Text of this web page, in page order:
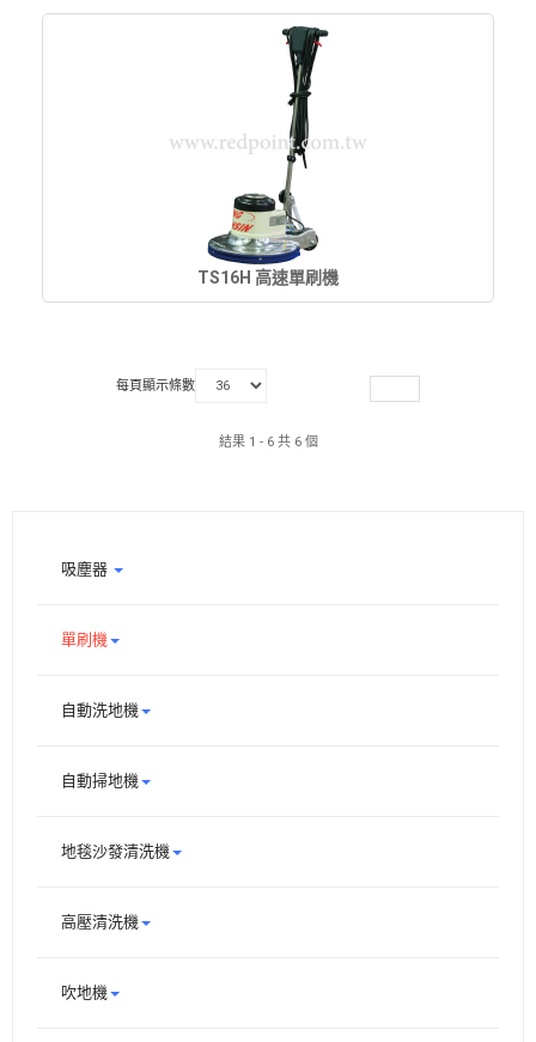
TS16H 高速單刷機
每頁顯示條數
結果 1 - 6 共 6 個
吸塵器
單刷機
自動洗地機
自動掃地機
地毯沙發清洗機
高壓清洗機
吹地機